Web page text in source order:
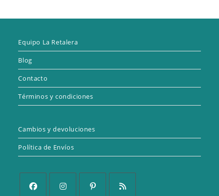
Equipo La Retalera
Blog
Contacto
Términos y condiciones
Cambios y devoluciones
Política de Envíos